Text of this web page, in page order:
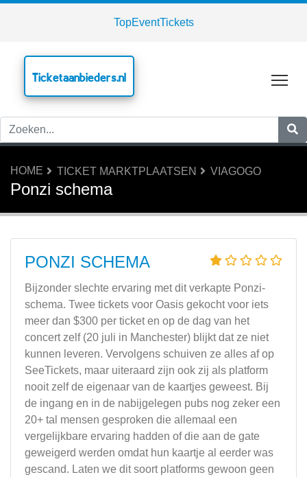
TopEventTickets
Ticketaanbieders.nl
HOME TICKET MARKTPLAATSEN VIAGOGO
Ponzi schema
PONZI SCHEMA
Bijzonder slechte ervaring met dit verkapte Ponzi-
schema. Twee tickets voor Oasis gekocht voor iets
meer dan $300 per ticket en op de dag van het
concert zelf (20 juli in Manchester) blijkt dat ze niet
kunnen leveren. Vervolgens schuiven ze alles af op
SeeTickets, maar uiteraard zijn ook zij als platform
nooit zelf de eigenaar van de kaartjes geweest. Bij
de ingang en in de nabijgelegen pubs nog zeker een
20+ tal mensen gesproken die allemaal een
vergelijkbare ervaring hadden of die aan de gate
geweigerd werden omdat hun kaartje al eerder was
gescand. Laten we dit soort platforms gewoon geen